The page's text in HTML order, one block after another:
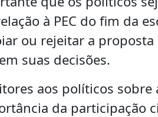
à PEC do fim da
ou rejeitar a
suas decisões.
aos políticos sobre
da participação